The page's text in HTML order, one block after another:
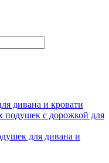
дивана и кровати
подушек с дорожкой для
для дивана и